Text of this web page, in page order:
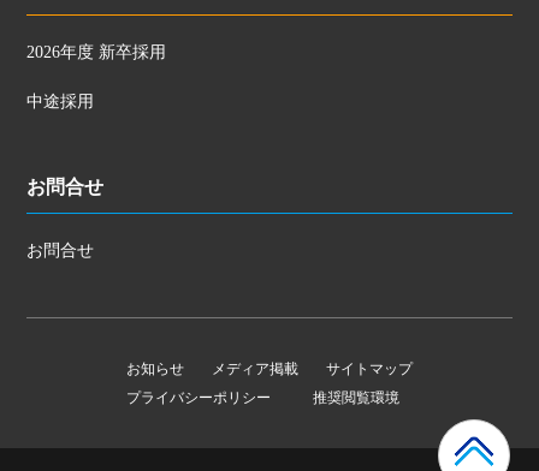
2026年度 新卒採用
中途採用
お問合せ
お問合せ
お知らせ メディア掲載
サイトマップ
プライバシーポリシー
推奨閲覧環境